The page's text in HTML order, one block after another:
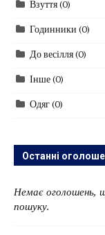
Взуття(0)
Годинники (0)
До весілля(0)
Інше(0)
Одяг(0)
Останні
Немає оголошень,
пошуку.